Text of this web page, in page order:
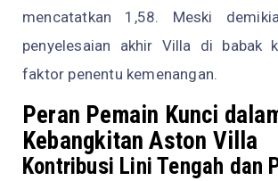
mencatatkan 1,58. Meski
penyelesaian akhir Villa di babak
faktor penentu kemenangan.
Peran Pemain Kunci
Kebangkitan Aston Villa
Kontribusi Lini Tengah dan